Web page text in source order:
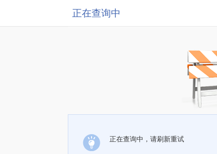
正在查询中
正在查询中，请刷新重试